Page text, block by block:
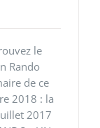
le
Rando
de ce
2018 : la
2017